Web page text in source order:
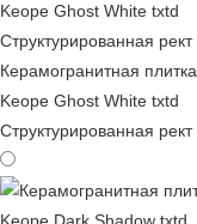
Керамогранитная плитка
Keope Ghost White txtd
Структурированная рект